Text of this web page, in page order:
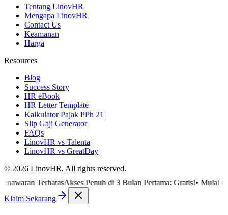
Tentang LinovHR
Mengapa LinovHR
Contact Us
Keamanan
Harga
Resources
Blog
Success Story
HR eBook
HR Letter Template
Kalkulator Pajak PPh 21
Slip Gaji Generator
FAQs
LinovHR vs Talenta
LinovHR vs GreatDay
© 2026 LinovHR. All rights reserved.
TerbatasAkses Penuh di 3 Bulan Pertama: Gratis!•Mulai
Klaim Sekarang